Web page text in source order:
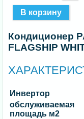
Кондиционер
FLAGSHIP
Инвертор
обслуживаемая
площадь м2